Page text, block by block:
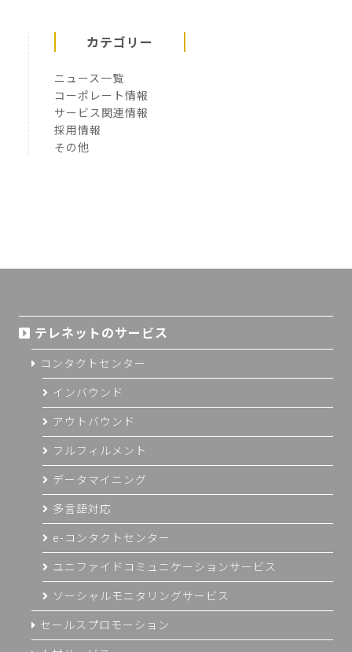
カテゴリー
ニュース一覧
コーポレート情報
サービス関連情報
採用情報
その他
テレネットのサービス
コンタクトセンター
インバウンド
アウトバウンド
フルフィルメント
データマイニング
多言語対応
e-コンタクトセンター
ユニファイドコミュニケーションサービス
ソーシャルモニタリングサービス
セールスプロモーション